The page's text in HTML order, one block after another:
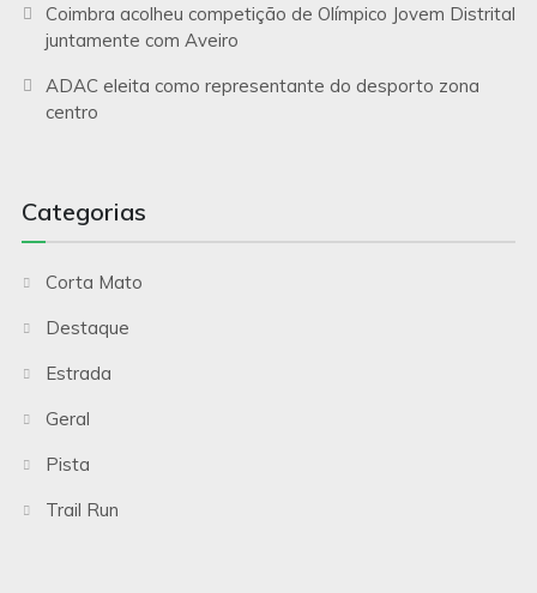
Coimbra acolheu competição de Olímpico Jovem Distrital
juntamente com Aveiro
ADAC eleita como representante do desporto zona
centro
Categorias
Corta Mato
Destaque
Estrada
Geral
Pista
Trail Run